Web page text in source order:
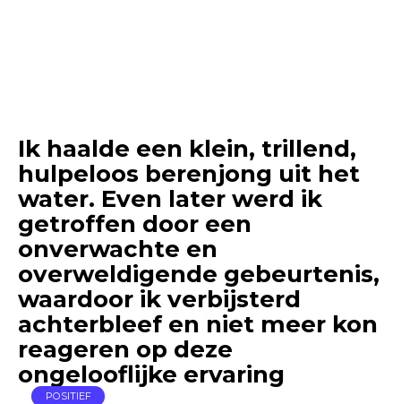
Ik haalde een klein, trillend,
hulpeloos berenjong uit het
water. Even later werd ik
getroffen door een
onverwachte en
overweldigende gebeurtenis,
waardoor ik verbijsterd
achterbleef en niet meer kon
reageren op deze
ongelooflijke ervaring
POSITIEF